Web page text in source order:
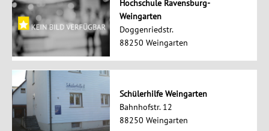
Hochschule Ravensburg-
Weingarten
Doggenriedstr.
88250 Weingarten
Schülerhilfe Weingarten
Bahnhofstr. 12
88250 Weingarten